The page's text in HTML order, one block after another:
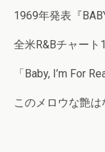
1969年発表『
全米R&Bチャート
「Baby, I’m For
このメロウな艶は